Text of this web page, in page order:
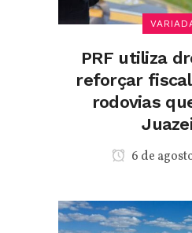
PRF utiliza
reforçar
rodovias
6 de